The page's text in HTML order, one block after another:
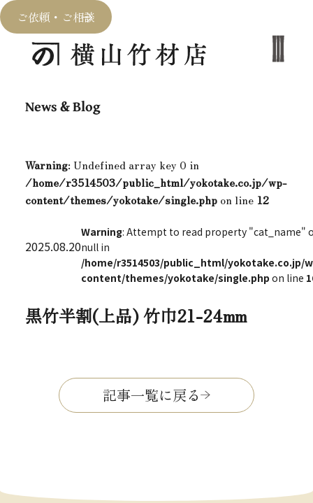
ご依頼・ご相談
News & Blog
Warning: Undefined array key 0 in
/home/r3514503/public_html/yokotake.co.jp/wp-
content/themes/yokotake/single.phpon line 12
2025.08.20
Warning: Attempt to read property "cat_name"
null in
/home/r3514503/public_html/yokotake.co.jp/
content/themes/yokotake/single.php on line
黒竹半割(上品) 竹巾21-24mm
記事一覧に戻る